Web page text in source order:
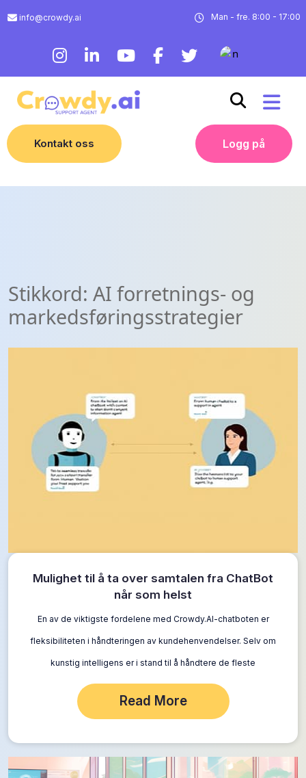
info@crowdy.ai Man - fre. 8:00 - 17:00
Kontakt oss Logg på
Stikkord: AI forretnings- og
markedsføringsstrategier
Mulighet til å ta over samtalen fra ChatBot
når som helst
En av de viktigste fordelene med Crowdy.AI-chatboten er
fleksibiliteten i håndteringen av kundehenvendelser. Selv om
kunstig intelligens er i stand til å håndtere de fleste
rutineforespørsler, er det i noen…
Read More